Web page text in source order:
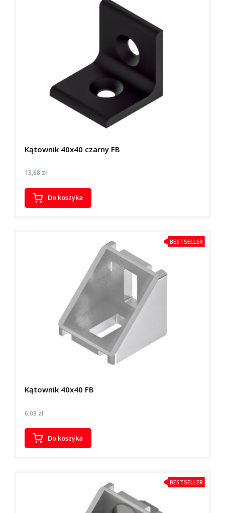
Kątownik 40x40 czarny FB
Cena
13,68 zł
Do koszyka
BESTSELLER
Kątownik 40x40 FB
Cena
6,03 zł
Do koszyka
BESTSELLER